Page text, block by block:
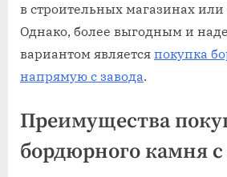
в строительных магазинах
Однако, более выгодным и
вариантом является покупка
напрямую с завода.
Преимущества
бордюрного камня с